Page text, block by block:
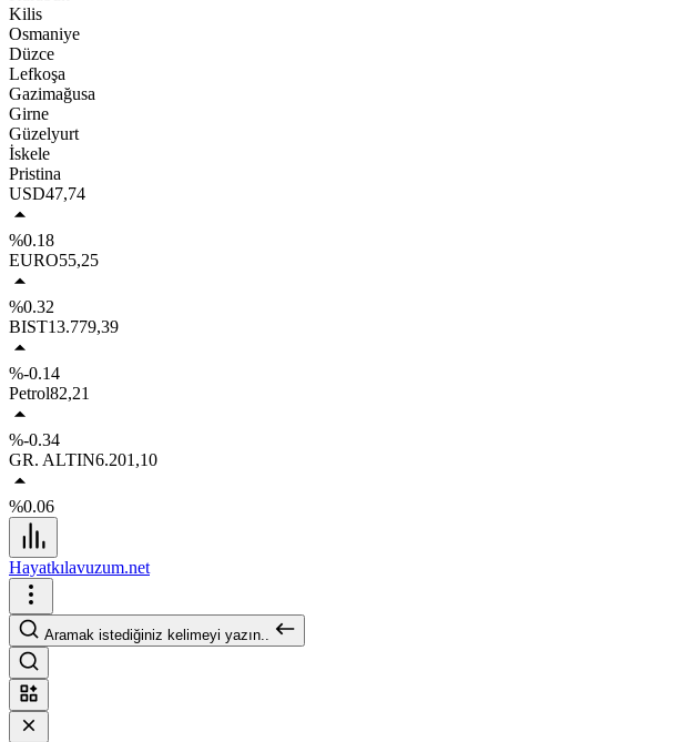
Kilis
Osmaniye
Düzce
Lefkoşa
Gazimağusa
Girne
Güzelyurt
İskele
Pristina
USD47,74
%0.18
EURO55,25
%0.32
BIST13.779,39
%-0.14
Petrol82,21
%-0.34
GR. ALTIN6.201,10
%0.06
Hayatkılavuzum.net
Aramak istediğiniz kelimeyi yazın..